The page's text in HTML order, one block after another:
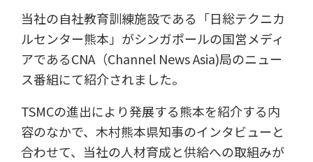
当社の自社教育訓練施設である「日総テクニカ
ルセンター熊本」がシンガポールの国営メディ
アであるCNA（Channel News Asia)局のニュー
ス番組にて紹介されました。
TSMCの進出により発展する熊本を紹介する内
容のなかで、木村熊本県知事のインタビューと
合わせて、当社の人材育成と供給への取組みが